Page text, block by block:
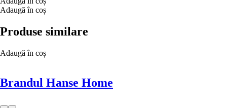
Adaugă în coș
Produse similare
Adaugă în coș
Brandul Hanse Home